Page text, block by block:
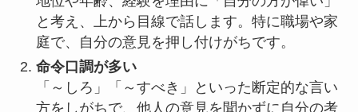
と考え、上から目線で話します。特に職場や家
庭で、自分の意見を押し付けがちです。
命令口調が多い
「～しろ」「～すべき」といった断定的な言い
方をしがちで、他人の意見を聞かずに自分の考